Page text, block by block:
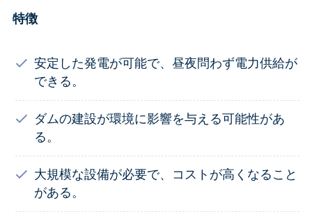
特徴
安定した発電が可能で、昼夜問わず電力供給が
できる。
ダムの建設が環境に影響を与える可能性があ
る。
大規模な設備が必要で、コストが高くなること
がある。